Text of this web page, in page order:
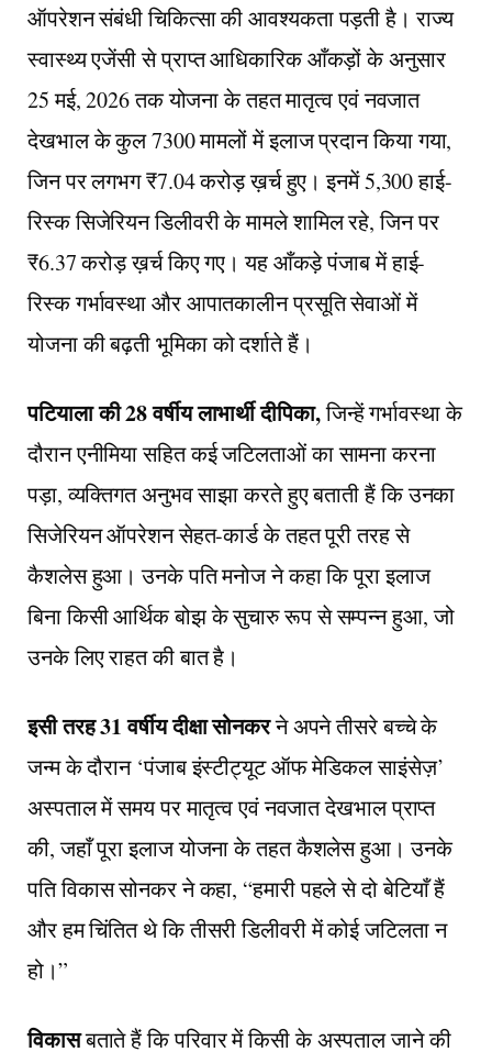
ऑपरेशन संबंधी चिकित्सा की आवश्यकता पड़ती है। राज्य
स्वास्थ्य एजेंसी से प्राप्त आधिकारिक आँकड़ों के अनुसार
25 मई, 2026 तक योजना के तहत मातृत्व एवं नवजात
देखभाल के कुल 7300 मामलों में इलाज प्रदान किया गया,
जिन पर लगभग ₹7.04 करोड़ ख़र्च हुए। इनमें 5,300 हाई-
रिस्क सिजेरियन डिलीवरी के मामले शामिल रहे, जिन पर
₹6.37 करोड़ ख़र्च किए गए। यह आँकड़े पंजाब में हाई-
रिस्क गर्भावस्था और आपातकालीन प्रसूति सेवाओं में
योजना की बढ़ती भूमिका को दर्शाते हैं।
पटियाला की 28 वर्षीय लाभार्थी दीपिका,जिन्हें गर्भावस्था के
दौरान एनीमिया सहित कई जटिलताओं का सामना करना
पड़ा, व्यक्तिगत अनुभव साझा करते हुए बताती हैं कि उनका
सिजेरियन ऑपरेशन सेहत-कार्ड के तहत पूरी तरह से
कैशलेस हुआ। उनके पति मनोज ने कहा कि पूरा इलाज
बिना किसी आर्थिक बोझ के सुचारु रूप से सम्पन्न हुआ, जो
उनके लिए राहत की बात है।
इसी तरह 31 वर्षीय दीक्षा सोनकरने अपने तीसरे बच्चे के
जन्म के दौरान ‘पंजाब इंस्टीट्यूट ऑफ मेडिकल साइंसेज़’
अस्पताल में समय पर मातृत्व एवं नवजात देखभाल प्राप्त
की, जहाँ पूरा इलाज योजना के तहत कैशलेस हुआ। उनके
पति विकास सोनकर ने कहा, “हमारी पहले से दो बेटियाँ हैं
और हम चिंतित थे कि तीसरी डिलीवरी में कोई जटिलता न
हो।”
विकासबताते हैं कि परिवार में किसी के अस्पताल जाने की